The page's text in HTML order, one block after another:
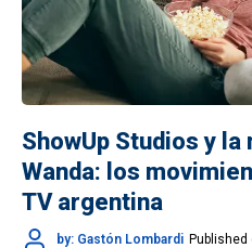
ShowUp Studios y
Wanda: los
TV argentina
by: Gastón Lombardi